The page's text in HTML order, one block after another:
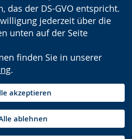
das der DS-GVO entspricht.
jederzeit über die
unten auf der Seite
finden Sie in unserer
.
akzeptieren
ablehnen